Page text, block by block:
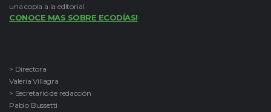
una copia a la editorial.
CONOCE MAS SOBRE ECODÍAS!
> Directora
Valeria Villagra
> Secretario de redacción
Pablo Bussetti